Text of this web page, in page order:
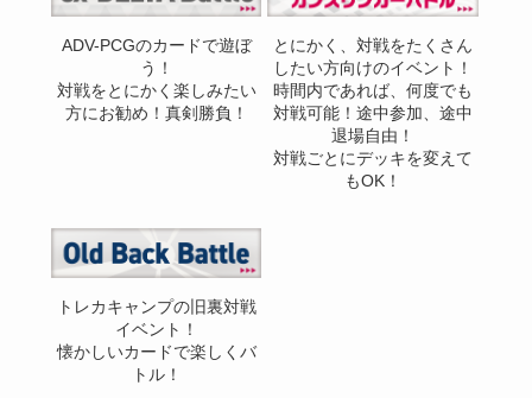
ADV-PCGのカードで遊ぼ
う！
対戦をとにかく楽しみたい
方にお勧め！真剣勝負！
とにかく、対戦をたくさん
したい方向けのイベント！
時間内であれば、何度でも
対戦可能！途中参加、途中
退場自由！
対戦ごとにデッキを変えて
もOK！
トレカキャンプの旧裏対戦
イベント！
懐かしいカードで楽しくバ
トル！